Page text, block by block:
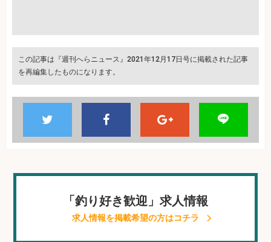
この記事は『週刊へらニュース』2021年12月17日号に掲載された記事
を再編集したものになります。
「釣り好き歓迎」求人情報
求人情報を掲載希望の方はコチラ